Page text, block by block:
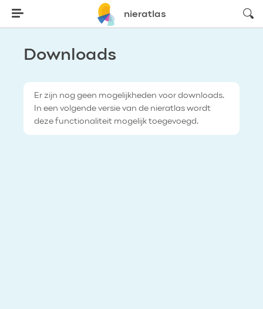
nieratlas
Downloads
Er zijn nog geen mogelijkheden voor downloads.
In een volgende versie van de nieratlas wordt
deze functionaliteit mogelijk toegevoegd.